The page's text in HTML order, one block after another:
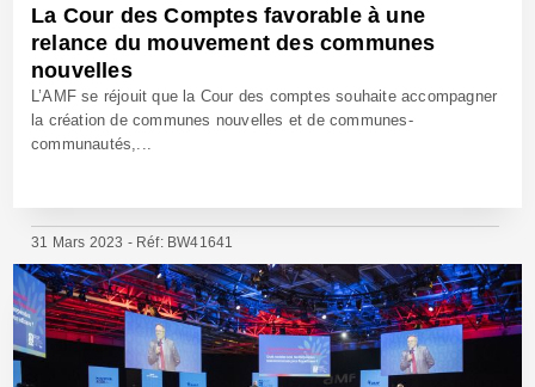
La Cour des Comptes favorable à une
relance du mouvement des communes
nouvelles
L’AMF se réjouit que la Cour des comptes souhaite accompagner
la création de communes nouvelles et de communes-
communautés,...
31 Mars 2023 - Réf: BW41641